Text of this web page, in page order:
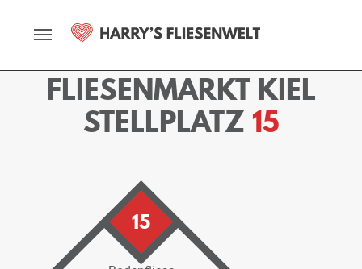
FLIESENMARKT KIEL
STELLPLATZ 15
15